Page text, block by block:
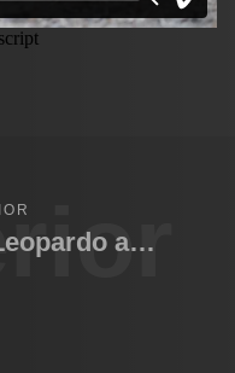
Zambia 2025-10 Leopardo amanecer